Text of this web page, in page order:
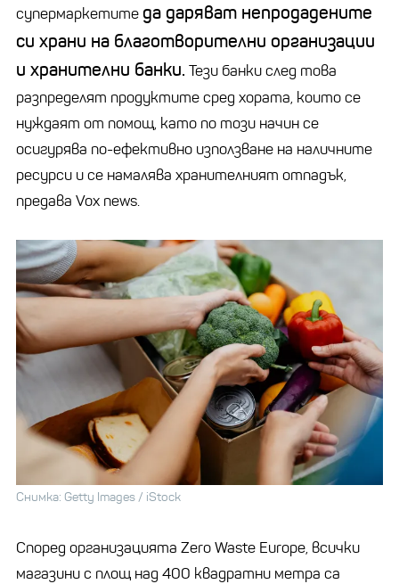
супермаркетите да даряват непродадените
си храни на благотворителни организации
и хранителни банки. Тези банки след това
разпределят продуктите сред хората, които се
нуждаят от помощ, като по този начин се
осигурява по-ефективно използване на наличните
ресурси и се намалява хранителният отпадък,
предава Vox news.
Снимка: Getty Images / iStock
Според организацията ZeroWaste Europe, всички
магазини с площ над 400 квадратни метра са